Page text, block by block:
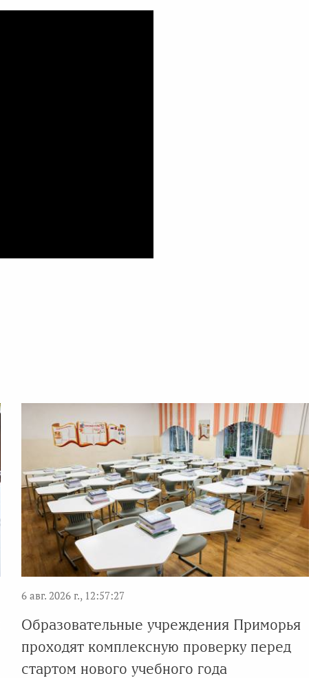
6 авг. 2026 г., 12:57:27
Образовательные учреждения Приморья
проходят комплексную проверку перед
стартом нового учебного года